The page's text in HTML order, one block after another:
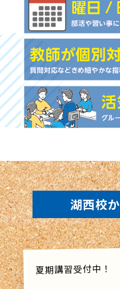
湖西校
夏期講習受付中！